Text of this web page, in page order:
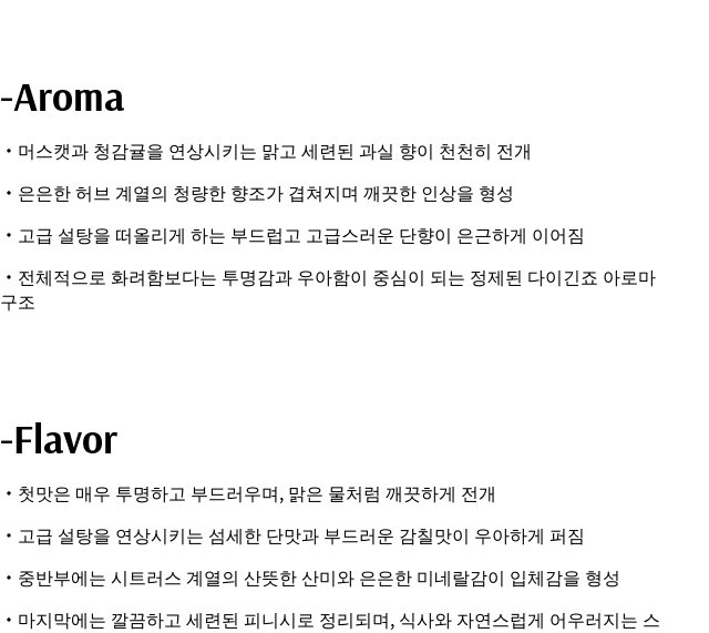
-Aroma
・머스캣과 청감귤을 연상시키는 맑고 세련된 과실 향이 천천히 전개
・은은한 허브 계열의 청량한 향조가 겹쳐지며 깨끗한 인상을 형성
・고급 설탕을 떠올리게 하는 부드럽고 고급스러운 단향이 은근하게 이어짐
・전체적으로 화려함보다는 투명감과 우아함이 중심이 되는 정제된 다이긴죠 아로마
구조
-Flavor
・첫맛은 매우 투명하고 부드러우며, 맑은 물처럼 깨끗하게 전개
・고급 설탕을 연상시키는 섬세한 단맛과 부드러운 감칠맛이 우아하게 퍼짐
・중반부에는 시트러스 계열의 산뜻한 산미와 은은한 미네랄감이 입체감을 형성
・마지막에는 깔끔하고 세련된 피니시로 정리되며, 식사와 자연스럽게 어우러지는 스